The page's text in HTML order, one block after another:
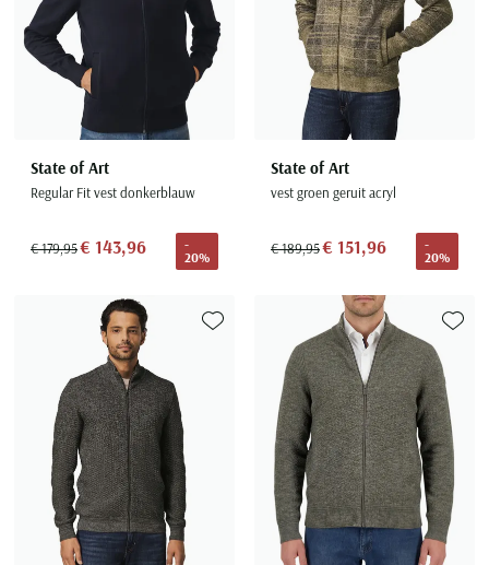
State of Art
Regular Fit vest donkerblauw
€ 179,95€ 143,96
-
20%
State of Art
vest groen geruit acryl
€ 189,95€ 151,96
-
20%
Toevoegen aan favorieten